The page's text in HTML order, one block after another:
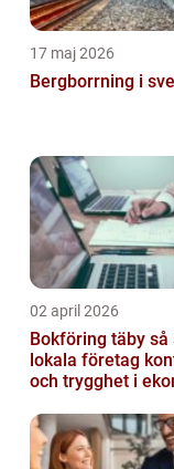
17 maj 2026
Bergborrning i
02 april 2026
Bokföring täby så skapar
lokala företag
och trygghet i